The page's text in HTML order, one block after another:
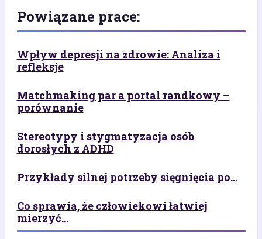
Powiązane prace:
Wpływ depresji na zdrowie: Analiza i
refleksje
Matchmaking par a portal randkowy –
porównanie
Stereotypy i stygmatyzacja osób
dorosłych z ADHD
Przykłady silnej potrzeby sięgnięcia po...
Co sprawia, że człowiekowi łatwiej
mierzyć...